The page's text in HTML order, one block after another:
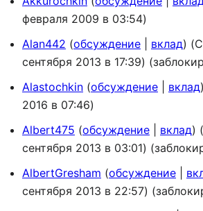
февраля 2009 в 03:54)
Alan442 обсуждение вклад
сентября 2013 в 17:39)
Alastochkin обсуждение вклад
2016 в 07:46)
Albert475 обсуждение вклад
сентября 2013 в 03:01)
AlbertGresham обсуждение
сентября 2013 в 22:57)